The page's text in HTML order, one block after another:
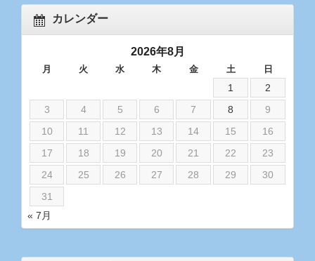
カレンダー
2026年8月
月 火 水 木 金 土 日
1
2
3
4 5 6 7 8
9
10
11 12 13 14 15
16
17
18 19 20 21 22
23
24
25 26 27 28 29
30
31
« 7月